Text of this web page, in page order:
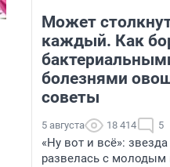
Может
каждый. Как
болезнями
советы
5 августа 18 414 5
«Ну вот и всё»:
развелась с